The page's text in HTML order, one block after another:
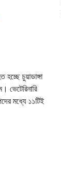
চুয়াডাঙ্গা
ভেটেরিনারি
মধ্যে ১১টিই